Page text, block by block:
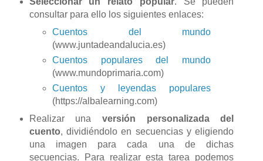
consultar para ello los siguientes enlaces:
Cuentos del mundo
(www.juntadeandalucia.es)
Cuentos populares del mundo
(www.mundoprimaria.com)
Cuentos y leyendas populares
(https://albalearning.com)
Realizar una versión personalizada del
cuento, dividiéndolo en secuencias y eligiendo
una imagen para cada una de dichas
secuencias. Para realizar esta tarea podemos